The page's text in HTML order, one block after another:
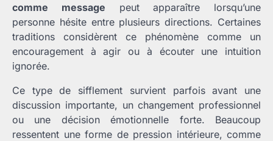
comme message peut apparaître lorsqu’une
personne hésite entre plusieurs directions. Certaines
traditions considèrent ce phénomène comme un
encouragement à agir ou à écouter une intuition
ignorée.
Ce type de sifflement survient parfois avant une
discussion importante, un changement professionnel
ou une décision émotionnelle forte. Beaucoup
ressentent une forme de pression intérieure, comme